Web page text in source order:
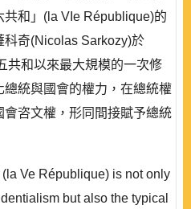
和」(la VIe République)的
科奇(Nicolas Sarkozy)於
共和以來最大規模的一次修
統與國會的權力，在總統權
咨文權，形同間接賦予總統
Ve République) is not only
but also the typical